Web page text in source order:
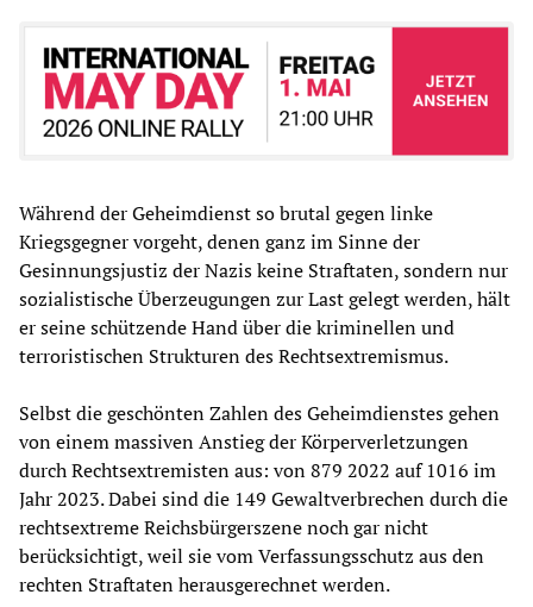
Während der Geheimdienst so brutal gegen linke
Kriegsgegner vorgeht, denen ganz im Sinne der
Gesinnungsjustiz der Nazis keine Straftaten, sondern nur
sozialistische Überzeugungen zur Last gelegt werden, hält
er seine schützende Hand über die kriminellen und
terroristischen Strukturen des Rechtsextremismus.
Selbst die geschönten Zahlen des Geheimdienstes gehen
von einem massiven Anstieg der Körperverletzungen
durch Rechtsextremisten aus: von 879 2022 auf 1016 im
Jahr 2023. Dabei sind die 149 Gewaltverbrechen durch die
rechtsextreme Reichsbürgerszene noch gar nicht
berücksichtigt, weil sie vom Verfassungsschutz aus den
rechten Straftaten herausgerechnet werden.